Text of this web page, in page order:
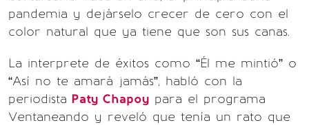
pandemia y dejárselo crecer de cero con el
color natural que ya tiene que son sus canas.
La interprete de éxitos como “Él me mintió” o
“Así no te amará jamás”, habló con la
periodista Paty Chapoy para el programa
Ventaneando y reveló que tenía un rato que